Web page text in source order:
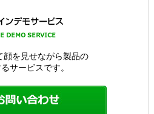
顔を見せながら製品の
サービスです。